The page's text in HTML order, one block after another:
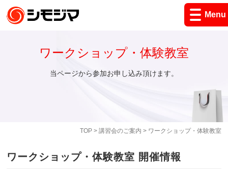
Menu
TOP> 講習会のご案内 > ワークショップ・体験教室
ワークショップ・体験教室
当ページから参加お申し込み頂けます。
ワークショップ・体験教室 開催情報